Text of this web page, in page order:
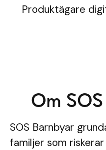
Produktägare
Om
SOS Barnbyar
familjer som